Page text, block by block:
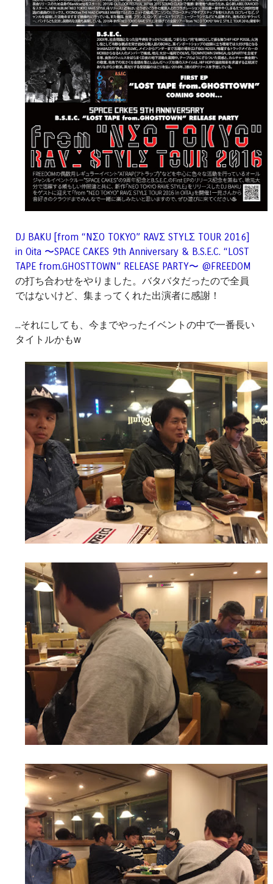
DJ BAKU [from “NΣO TOKYO” RAVΣ STYLΣ TOUR 2016]
in Oita 〜SPACE CAKES 9th Anniversary & B.S.E.C. “LOST
TAPE from.GHOSTTOWN” RELEASE PARTY〜 @FREEDOM
の打ち合わせをやりました。バタバタだったので全員
ではないけど、集まってくれた出演者に感謝！
...それにしても、今までやったイベントの中で一番長い
タイトルかもw